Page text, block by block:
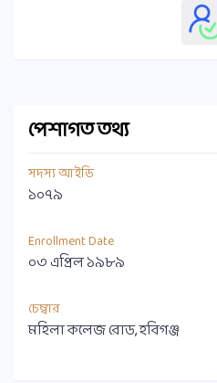
পেশাগত তথ্য
সদস্য আইডি
১০৭৯
Enrollment Date
০৩ এপ্রিল ১৯৮৯
চেম্বার
মহিলা কলেজ রোড, হবিগঞ্জ